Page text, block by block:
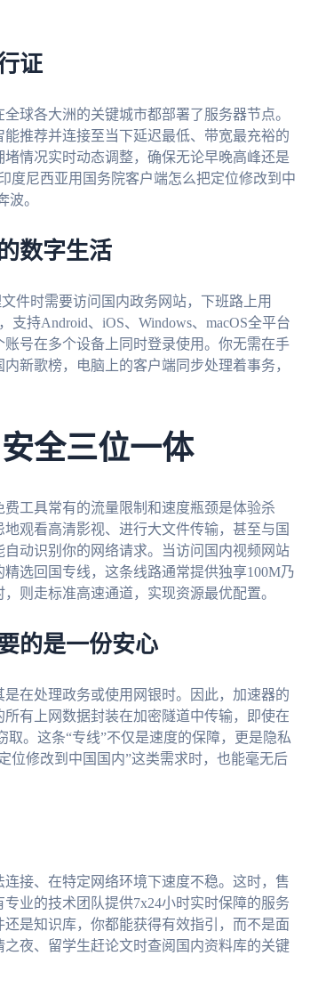
证
球各大洲的关键城市都部署了服务器节点。
推荐并连接至当下延迟最低、带宽最充裕的
情况实时动态调整，确保无论早晚高峰还是
度尼西亚用国务院客户端怎么把定位修改到中
波。
数字生活
件时需要访问国内政务网站，下班路上用
持Android、iOS、Windows、macOS全平台
号在多个设备上同时登录使用。你无需在手
新歌榜，电脑上的客户端同步处理着事务，
全三位一体
工具常有的流量限制和速度瓶颈是体验杀
观看高清影视、进行大文件传输，甚至与国
动识别你的网络请求。当访问国内视频网站
选回国专线，这条线路通常提供独享100M乃
则走标准高速通道，实现资源最优配置。
的是一份安心
在处理政务或使用网银时。因此，加速器的
有上网数据封装在加密隧道中传输，即使在
。这条“专线”不仅是速度的保障，更是隐私
位修改到中国国内”这类需求时，也能毫无后
接、在特定网络环境下速度不稳。这时，售
业的技术团队提供7x24小时实时保障的服务
是知识库，你都能获得有效指引，而不是面
夜、留学生赶论文时查阅国内资料库的关键